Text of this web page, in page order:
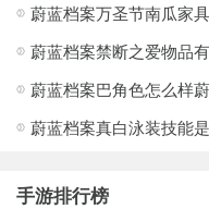
蔚蓝档案巴角色怎么样
手游排行榜